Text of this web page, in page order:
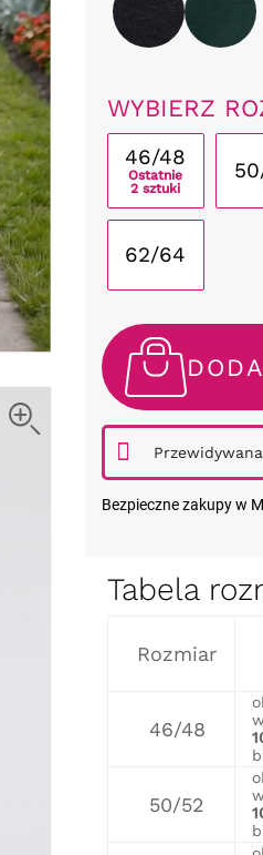
WYBIERZ
46/48
Ostatnie
2 sztuki
62/64
Bezpieczne zakupy w
Tabela
Rozmiar
46/48
50/52